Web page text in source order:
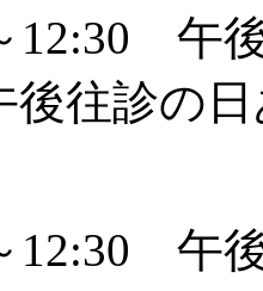
12:30 午
後往診の
12:30 午